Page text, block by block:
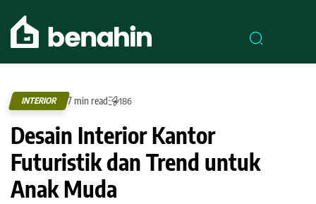
INTERIOR 7 min read 186
Desain Interior Kantor
Futuristik dan Trend untuk
Anak Muda